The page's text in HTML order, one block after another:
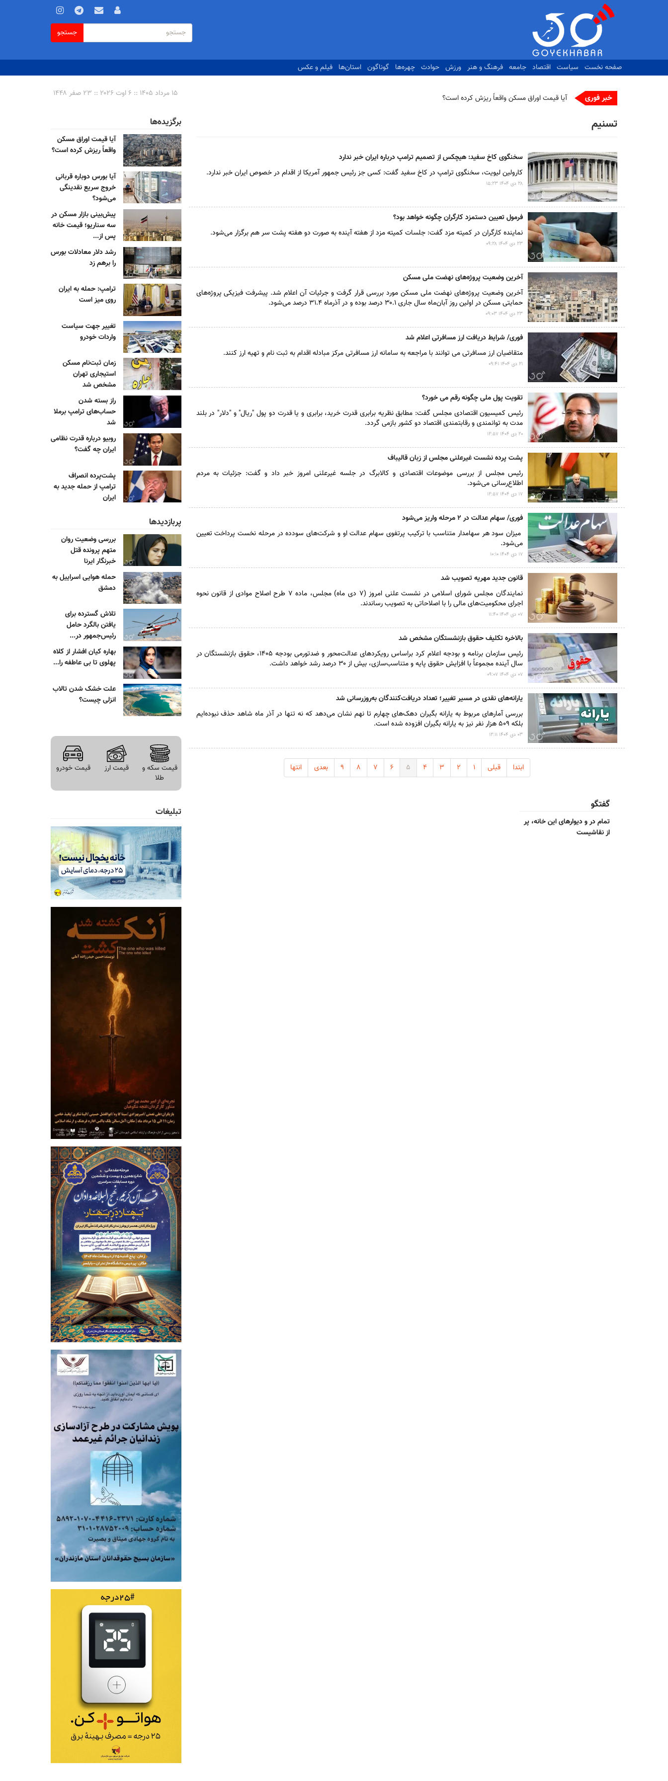
فرم
جستجو
جستجو
صفحه نخست سیاست اقتصاد جامعه فرهنگ و هنر ورزش حوادث چهره‌ها گوناگون استان‌ها فیلم و عکس
خبر فوری آیا قیمت اوراق مسکن واقعاً ریزش کرده است؟ ۱۵ مرداد ۱۴۰۵ :: ۶ اوت ۲۰۲۶ :: ۲۳ صفر ۱۴۴۸
تسنیم
سخنگوی کاخ سفید: هیچکس از تصمیم ترامپ درباره ایران خبر ندارد
کارولین لیویت، سخنگوی ترامپ در کاخ سفید گفت: کسی جز رئیس جمهور آمریکا از اقدام در خصوص ایران خبر ندارد.
۲۸ دى ۱۴۰۴ ۱۵:۲۳
فرمول تعیین دستمزد کارگران چگونه خواهد بود؟
نماینده کارگران در کمیته مزد گفت: جلسات کمیته مزد از هفته آینده به صورت دو هفته پشت سر هم برگزار می‌شود.
۲۳ دى ۱۴۰۴ ۰۹:۲۸
آخرین وضعیت پروژه‌های نهضت ملی مسکن
آخرین وضعیت پروژه‌های نهضت ملی مسکن مورد بررسی قرار گرفت و جرئیات آن اعلام شد. پیشرفت فیزیکی پروژه‌های
حمایتی مسکن در اولین روز آبان‌ماه سال جاری ۳۰.۱ درصد بوده و در آذرماه ۳۱.۴ درصد می‌شود.
۲۳ دى ۱۴۰۴ ۰۹:۰۳
فوری/ شرایط دریافت ارز مسافرتی اعلام شد
متقاضیان ارز مسافرتی می توانند با مراجعه به سامانه ارز مسافرتی مرکز مبادله اقدام به ثبت نام و تهیه ارز کنند.
۲۱ دى ۱۴۰۴ ۰۹:۴۱
تقویت پول ملی چگونه رقم می خورد؟
رئیس کمیسیون اقتصادی مجلس گفت: مطابق نظریه برابری قدرت خرید، برابری و یا قدرت دو پول "ریال" و "دلار" در بلند
مدت به توانمندی و رقابتمندی اقتصاد دو کشور بازمی گردد.
۲۰ دى ۱۴۰۴ ۱۲:۵۷
پشت پرده نشست غیرعلنی مجلس از زبان قالیباف
رئیس مجلس از بررسی موضوعات اقتصادی و کالابرگ در جلسه غیرعلنی امروز خبر داد و گفت: جزئیات به مردم
اطلاع‌رسانی می‌شود.
۱۷ دى ۱۴۰۴ ۱۲:۵۷
فوری/ سهام عدالت در ۲ مرحله واریز می‌شود
میزان سود هر سهامدار متناسب با ترکیب پرتفوی سهام عدالت او و شرکت‌های سودده در مرحله نخست پرداخت تعیین
می‌شود.
۱۷ دى ۱۴۰۴ ۱۰:۱۰
قانون جدید مهریه تصویب شد
نمایندگان مجلس شورای اسلامی در نشست علنی امروز (۷ دی ماه) مجلس، ماده ۷ طرح اصلاح موادی از قانون نحوه
اجرای محکومیت‌های مالی را با اصلاحاتی به تصویب رساندند.
۰۷ دى ۱۴۰۴ ۱۱:۴۰
بالاخره تکلیف حقوق بازنشستگان مشخص شد
رئیس سازمان برنامه و بودجه اعلام کرد براساس رویکردهای عدالت‌محور و ضدتورمی بودجه ۱۴۰۵، حقوق بازنشستگان در
سال آینده مجموعاً با افزایش حقوق پایه و متناسب‌سازی، بیش از ۳۰ درصد رشد خواهد داشت.
۰۷ دى ۱۴۰۴ ۰۹:۰۷
یارانه‌های نقدی در مسیر تغییر؛ تعداد دریافت‌کنندگان به‌روزرسانی شد
بررسی آمار‌های مربوط به یارانه بگیران دهک‌های چهارم تا نهم نشان می‌دهد که نه تنها در آذر ماه شاهد حذف نبوده‌ایم
بلکه ۵۰۹ هزار نفر نیز به یارانه بگیران افزوده شده است.
۰۳ دى ۱۴۰۴ ۱۲:۱۱
ابتدا قبلی ۱ ۲ ۳ ۴ ۵ ۶ ۷ ۸ ۹ بعدی انتها
گفتگو
تمام در و دیوارهای این خانه، پر
از نقاشیست
برگزیده‌ها
آیا قیمت اوراق مسکن
واقعاً ریزش کرده است؟
آیا بورس دوباره قربانی
خروج سریع نقدینگی
می‌شود؟
پیش‌بینی بازار مسکن در
سه سناریو؛ قیمت خانه
پس از...
رشد دلار معادلات بورس
را برهم زد
ترامپ: حمله به ایران
روی میز است
تغییر جهت سیاست
واردات خودرو
زمان ثبت‌نام مسکن
استیجاری تهران
مشخص شد
راز بسته شدن
حساب‌های ترامپ برملا
شد
روبیو درباره قدرت نظامی
ایران چه گفت؟
پشت‌پرده انصراف
ترامپ از حمله جدید به
ایران
پربازدیدها
بررسی وضعیت روان
متهم پرونده قتل
خبرنگار ایرنا
حمله هوایی اسراییل به
دمشق
تلاش گسترده برای
یافتن بالگرد حامل
رئیس‌جمهور در...
بهاره کیان افشار از کلاه
پهلوی تا بی عاطفه را...
علت خشک شدن تالاب
انزلی چیست؟
قیمت سکه و
طلا
قیمت ارز قیمت خودرو
تبلیغات